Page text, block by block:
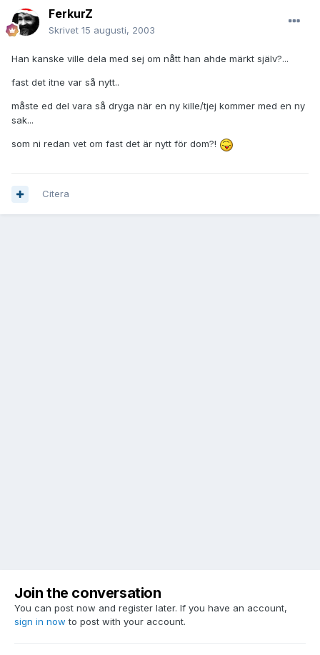
FerkurZ
Skrivet 15 augusti, 2003
Han kanske ville dela med sej om nått han ahde märkt själv?...
fast det itne var så nytt..
måste ed del vara så dryga när en ny kille/tjej kommer med en ny
sak...
som ni redan vet om fast det är nytt för dom?!
Citera
Join the conversation
You can post now and register later. If you have an account,
sign in now to post with your account.